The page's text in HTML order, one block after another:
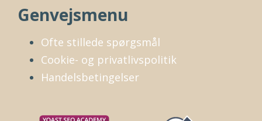
Genvejsmenu
Ofte stillede spørgsmål
Cookie- og privatlivspolitik
Handelsbetingelser